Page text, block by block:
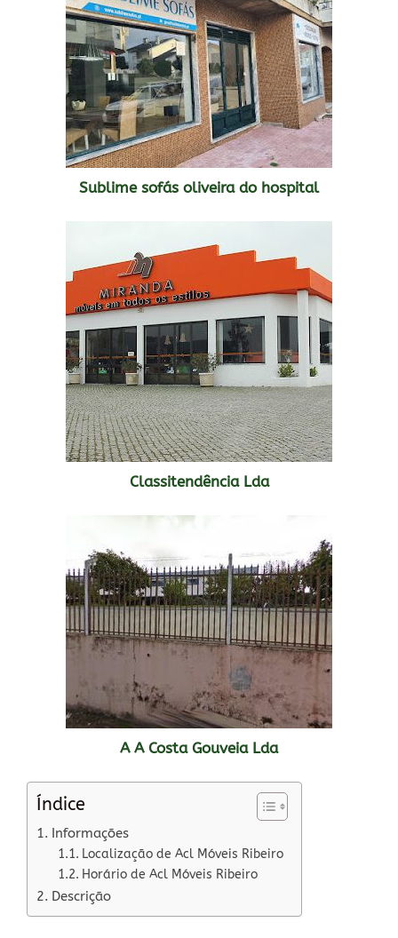
Sublime sofás oliveira do hospital
Classitendência Lda
A A Costa Gouveia Lda
Índice
Informações
Localização de Acl Móveis Ribeiro
Horário de Acl Móveis Ribeiro
Descrição